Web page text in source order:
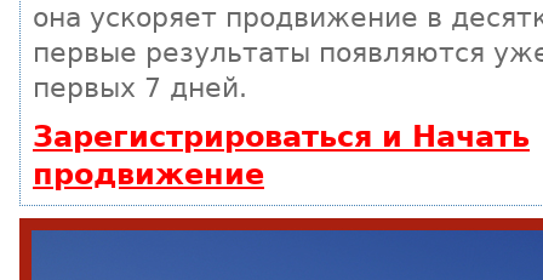
она ускоряет продвижение в
первые результаты появляются
первых 7 дней.
Зарегистрироваться и Начать
продвижение